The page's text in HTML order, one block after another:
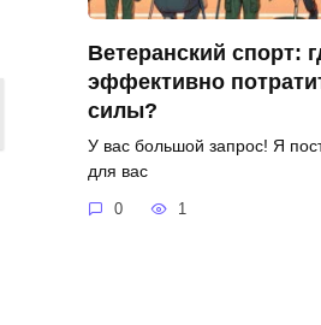
Ветеранский спорт:
эффективно
силы?
У вас большой запрос! Я
для вас
0 1